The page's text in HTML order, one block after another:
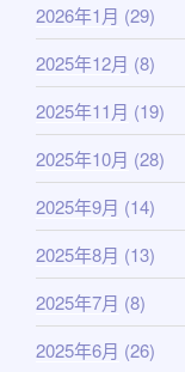
2026年1月 (29)
2025年12月 (8)
2025年11月 (19)
2025年10月 (28)
2025年9月 (14)
2025年8月 (13)
2025年7月 (8)
2025年6月 (26)